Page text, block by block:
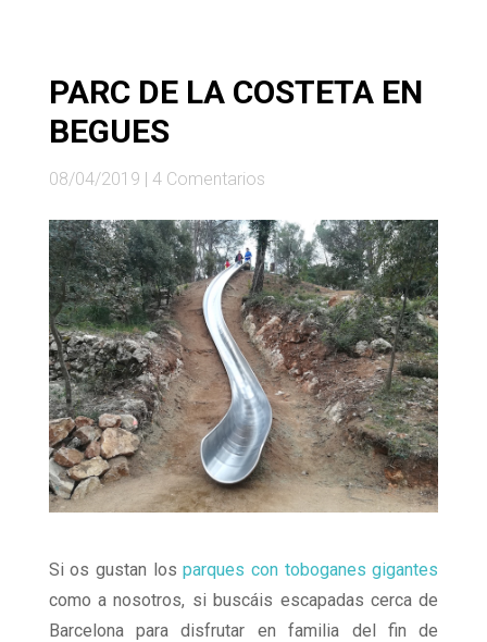
PARC DE LA COSTETA EN
BEGUES
08/04/2019 4 Comentarios
Si os gustan losparques con toboganes gigantes
como a nosotros, si buscáis escapadas cerca de
Barcelona para disfrutar en familia del fin de